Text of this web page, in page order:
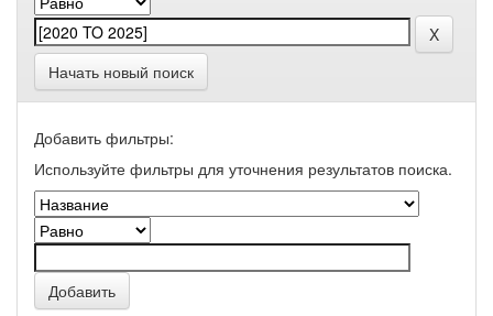
Начать новый поиск
Добавить фильтры:
Используйте фильтры для уточнения результатов поиска.